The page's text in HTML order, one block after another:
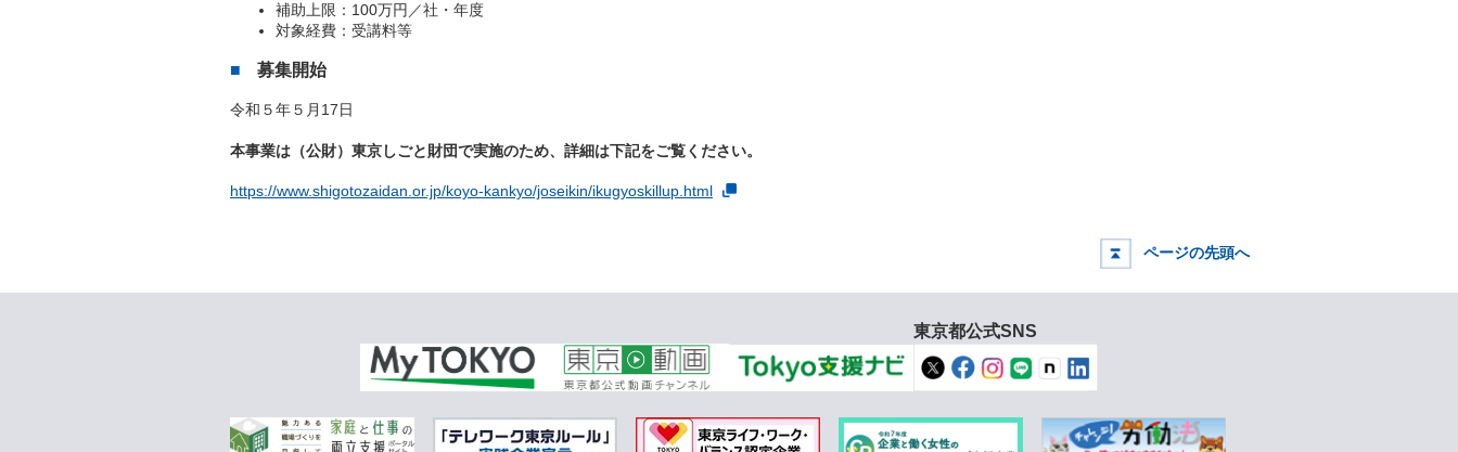
補助上限：100万円／社・年度
対象経費：受講料等
募集開始
令和５年５月17日
本事業は（公財）東京しごと財団で実施のため、詳細は下記をご覧ください。
https://www.shigotozaidan.or.jp/koyo-kankyo/joseikin/ikugyoskillup.html
ページの先頭へ
東京都公式SNS